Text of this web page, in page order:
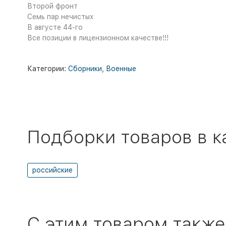
Второй фронт
Семь пар нечистых
В августе 44-го
Все позиции в лицензионном качестве!!!
Категории: Сборники Военные
Подборки товаров в
российские